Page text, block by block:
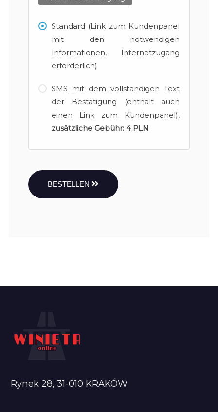
Standard (Link zum Kundenpanel
mit den notwendigen
Informationen, Internetzugang
erforderlich)
SMS mit dem vollständigen Text
der Bestätigung (enthält auch
einen Link zum Kundenpanel),
zusätzliche Gebühr: 4 PLN
BESTELLEN
Rynek 28, 31-010 KRAKÓW